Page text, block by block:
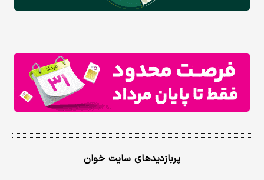
پربازدیدهای سایت خوان